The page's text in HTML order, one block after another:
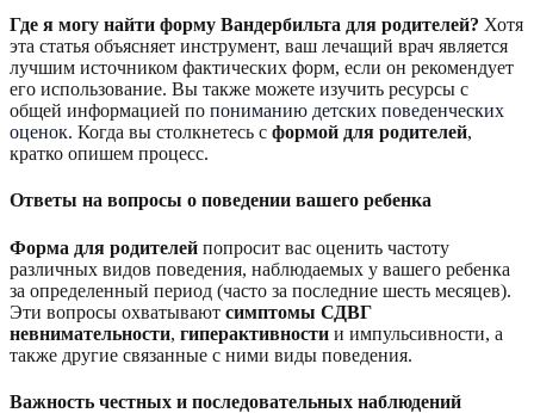
Где я могу найти форму Вандербильта для родителей? Хотя
эта статья объясняет инструмент, ваш лечащий врач является
лучшим источником фактических форм, если он рекомендует
его использование. Вы также можете изучить ресурсы с
общей информацией по пониманию детских поведенческих
оценок. Когда вы столкнетесь с формой для родителей,
кратко опишем процесс.
Ответы на вопросы о поведении вашего ребенка
Форма для родителей попросит вас оценить частоту
различных видов поведения, наблюдаемых у вашего ребенка
за определенный период (часто за последние шесть месяцев).
Эти вопросы охватывают симптомы СДВГ
невнимательности, гиперактивности и импульсивности, а
также другие связанные с ними виды поведения.
Важность честных и последовательных наблюдений